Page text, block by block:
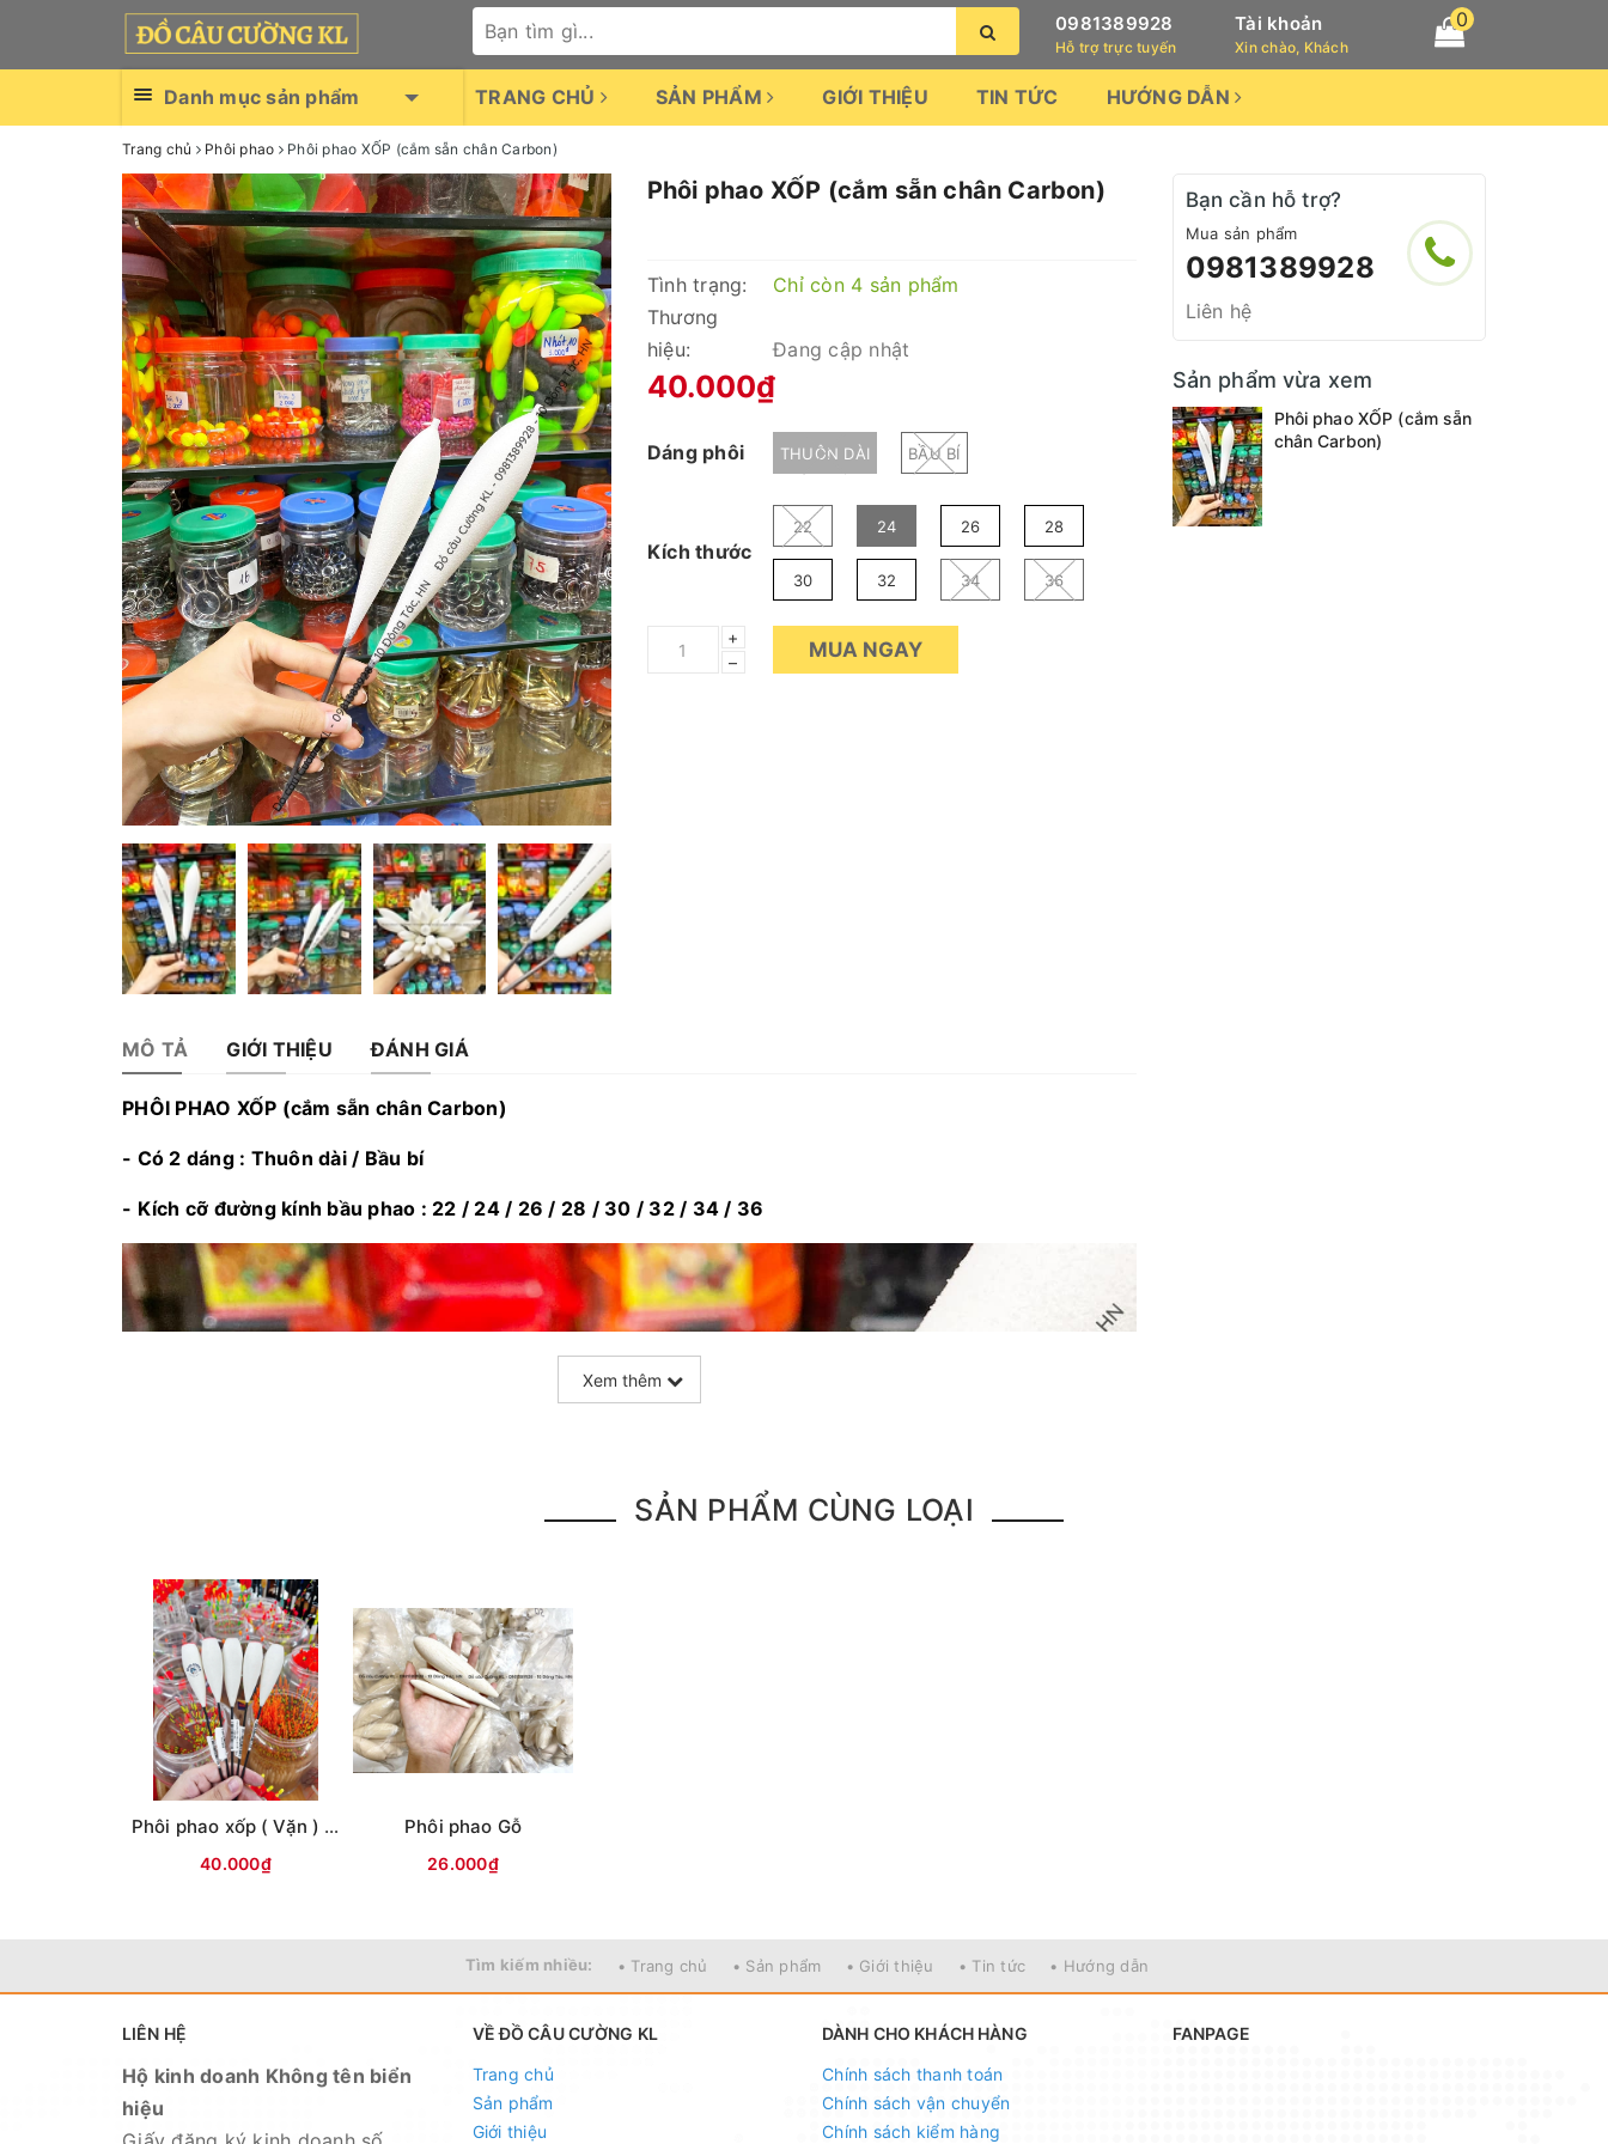
0981389928
Hỗ trợ trực tuyến
Tài khoản
Xin chào, Khách
0
Danh mục sản phẩm TRANG CHỦ SẢN PHẨM GIỚI THIỆU TIN TỨC HƯỚNG DẪN
Trang chủ Phôi phao Phôi phao XỐP (cắm sẵn chân Carbon)
Phôi phao XỐP (cắm sẵn chân Carbon)
Tình trạng:
Chỉ còn 4 sản phẩm
Thương
hiệu:
Đang cập nhật
40.000₫
Dáng phôi THUÔN DÀI BẦU BÍ
Kích thước
22 24 26 28
30 32 34 36
+
–
MUA NGAY
MÔ TẢ GIỚI THIỆU ĐÁNH GIÁ
PHÔI PHAO XỐP (cắm sẵn chân Carbon)
- Có 2 dáng : Thuôn dài / Bầu bí
- Kích cỡ đường kính bầu phao : 22 / 24 / 26 / 28 / 30 / 32 / 34 / 36
Xem thêm
Bạn cần hỗ trợ?
Mua sản phẩm
0981389928
Liên hệ
Sản phẩm vừa xem
Phôi phao XỐP (cắm sẵn
chân Carbon)
SẢN PHẨM CÙNG LOẠI
Phôi phao xốp ( Vặn ) cắm sẵn chân #24
40.000₫
Phôi phao Gỗ
26.000₫
Tìm kiếm nhiều: • Trang chủ • Sản phẩm • Giới thiệu • Tin tức • Hướng dẫn
LIÊN HỆ
Hộ kinh doanh Không tên biển
hiệu
VỀ ĐỒ CÂU CƯỜNG KL
Trang chủ
Sản phẩm
Giới thiệu
DÀNH CHO KHÁCH HÀNG
Chính sách thanh toán
Chính sách vận chuyển
Chính sách kiểm hàng
FANPAGE